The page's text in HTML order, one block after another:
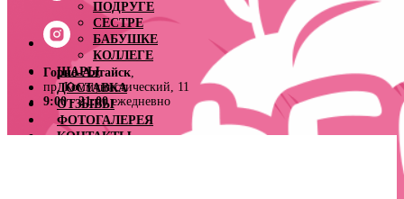
ПОДРУГЕ
СЕСТРЕ
БАБУШКЕ
КОЛЛЕГЕ
ШАРЫ
ДОСТАВКА
ОТЗЫВЫ
ФОТОГАЛЕРЕЯ
КОНТАКТЫ
Горно-Алтайск,
пр. Коммунистический, 11
9:00 - 21:00ежедневно